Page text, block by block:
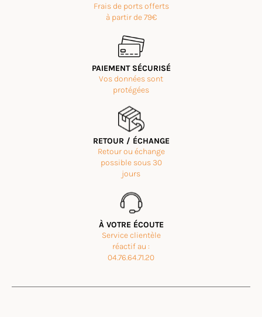
Ici, pas de sandales jetables : chaque modèle est fait pour
vous accompagner saison après saison.
gratuite dès 70€ d’achat, avec des retours offerts sous 30
jours. Vous pouvez commander en ligne ou venir nous
rencontrer dans notre atelier-boutique à Vinay.
Frais de ports offerts
à partir de 79€
PAIEMENT SÉCURISÉ
Vos données sont
protégées
RETOUR / ÉCHANGE
Retour ou échange
possible sous 30
jours
À VOTRE ÉCOUTE
Service clientèle
réactif au :
04.76.64.71.20